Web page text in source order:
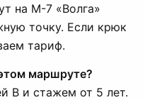
на М-7 «Волга»
точку. Если крюк
тариф.
маршруте?
B и стажем от 5 лет.